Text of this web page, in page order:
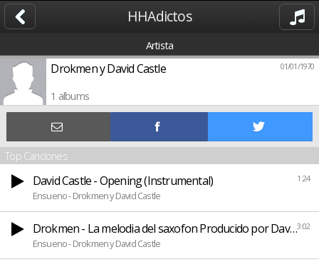
HHAdictos
Artista
01/01/1970
Drokmen y David Castle
1 albums
Top Canciones
1:24
David Castle - Opening (Instrumental)
Ensueno - Drokmen y David Castle
3:02
Drokmen - La melodia del saxofon Producido por David
Ensueno - Drokmen y David Castle